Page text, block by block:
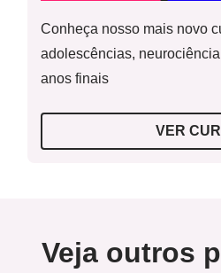
Conheça nosso mais novo
adolescências,
anos finais
VER
Veja outros